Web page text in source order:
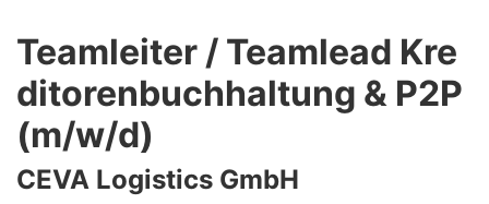
Teamleiter / Teamlead Kre
ditorenbuchhaltung & P2P
(m/w/d)
CEVA Logistics GmbH